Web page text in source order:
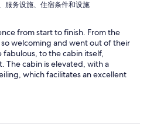
服务设施、住宿条件和设施
from start to finish. From the
welcoming and went out of their
to the cabin itself,
The cabin is elevated, with a
which facilitates an excellent
could've been gimmicky, but it
art wet room, and a beautifully
which allowed us to have home